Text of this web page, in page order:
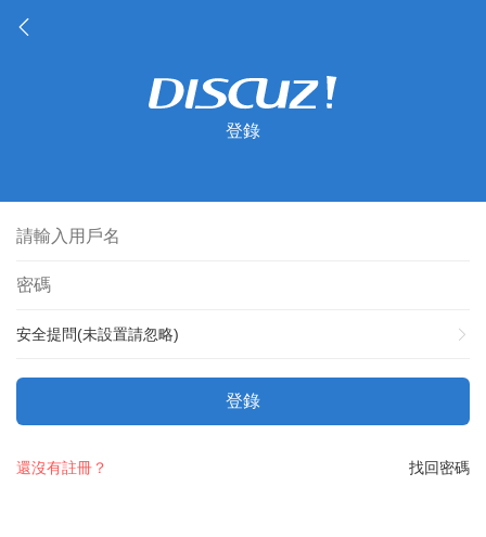
登錄
安全提問(未設置請忽略)
登錄
找回密碼
還沒有註冊？